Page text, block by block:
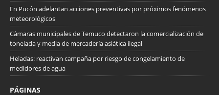
En Pucón adelantan acciones preventivas por próximos fenómenos
meteorológicos
Cámaras municipales de Temuco detectaron la comercialización de
tonelada y media de mercadería asiática ilegal
Heladas: reactivan campaña por riesgo de congelamiento de
medidores de agua
PÁGINAS